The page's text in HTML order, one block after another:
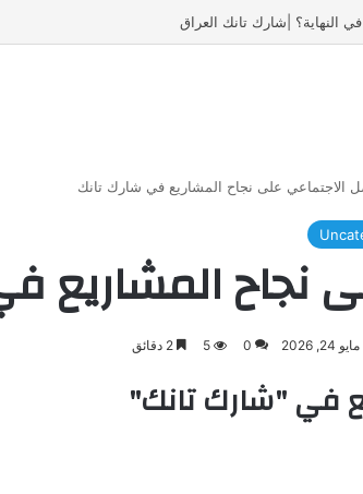
|شارك تانك العراق
الاجتماعي على نجاح المشاريع في شارك تانك
نجاح
مايو 24, 2026 0
5 2 دقائق
في "شارك تانك"